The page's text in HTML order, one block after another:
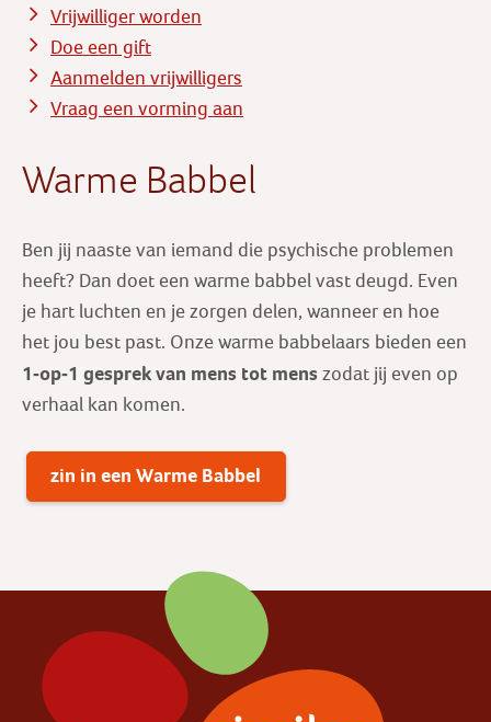
Vrijwilliger worden
Doe een gift
Aanmelden vrijwilligers
Vraag een vorming aan
Warme Babbel
Ben jij naaste van iemand die psychische problemen
heeft? Dan doet een warme babbel vast deugd. Even
je hart luchten en je zorgen delen, wanneer en hoe
het jou best past. Onze warme babbelaars bieden een
1-op-1 gesprek van mens tot mens zodat jij even op
verhaal kan komen.
zin in een Warme Babbel